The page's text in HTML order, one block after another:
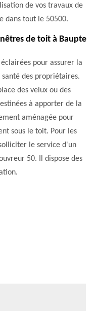
de vos travaux de
dans tout le 50500.
de toit à Baupte
pour assurer la
des propriétaires.
des velux ou des
à apporter de la
aménagée pour
sous le toit. Pour les
le service d'un
50. Il dispose des